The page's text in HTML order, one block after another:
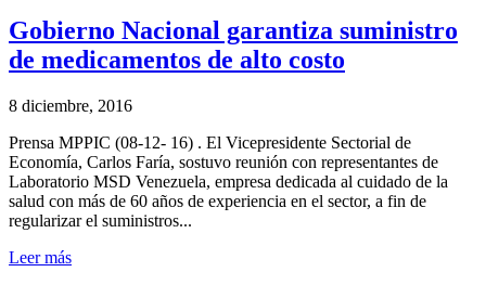
Gobierno Nacional garantiza suministro
de medicamentos de alto costo
8 diciembre, 2016
Prensa MPPIC (08-12- 16) . El Vicepresidente Sectorial de
Economía, Carlos Faría, sostuvo reunión con representantes de
Laboratorio MSD Venezuela, empresa dedicada al cuidado de la
salud con más de 60 años de experiencia en el sector, a fin de
regularizar el suministros...
Leer más